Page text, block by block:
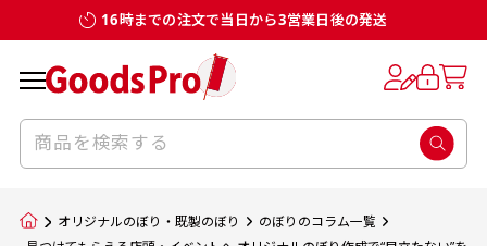
16時までの注文で当日から3営業日後の発送
オリジナルのぼり・既製のぼり
のぼりのコラム一覧